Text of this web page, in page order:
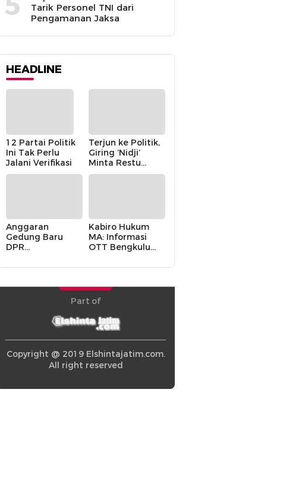
Tarik Personel TNI dari
Pengamanan Jaksa
HEADLINE
12 Partai Politik
Ini Tak Perlu
Jalani Verifikasi
Terjun ke Politik,
Giring ‘Nidji’
Minta Restu
Keluarga
Anggaran
Gedung Baru
DPR
Cair karena
Budi” Pemerintah
Kabiro Hukum
MA: Informasi
OTT Bengkulu
Internal MA
Part of
Copyright @ 2019 Elshintajatim.com.
All right reserved